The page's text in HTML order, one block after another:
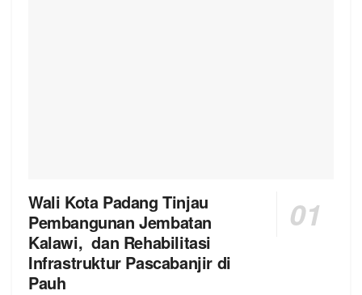
Wali Kota Padang Tinjau
Pembangunan Jembatan
Kalawi, dan Rehabilitasi
Infrastruktur Pascabanjir di
Pauh